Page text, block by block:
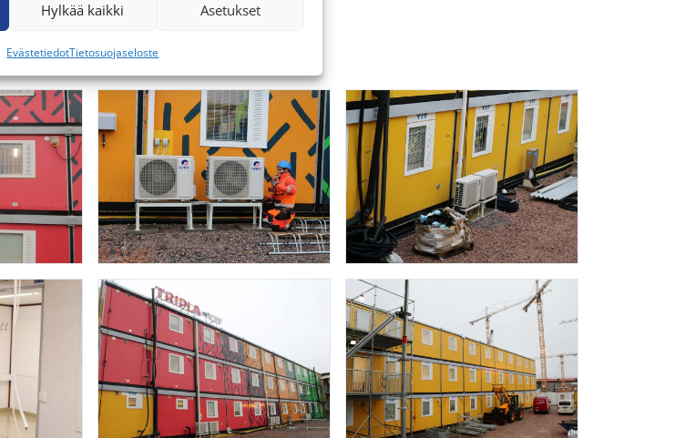
Hylkää kaikki Asetukset
EvästetiedotTietosuojaseloste